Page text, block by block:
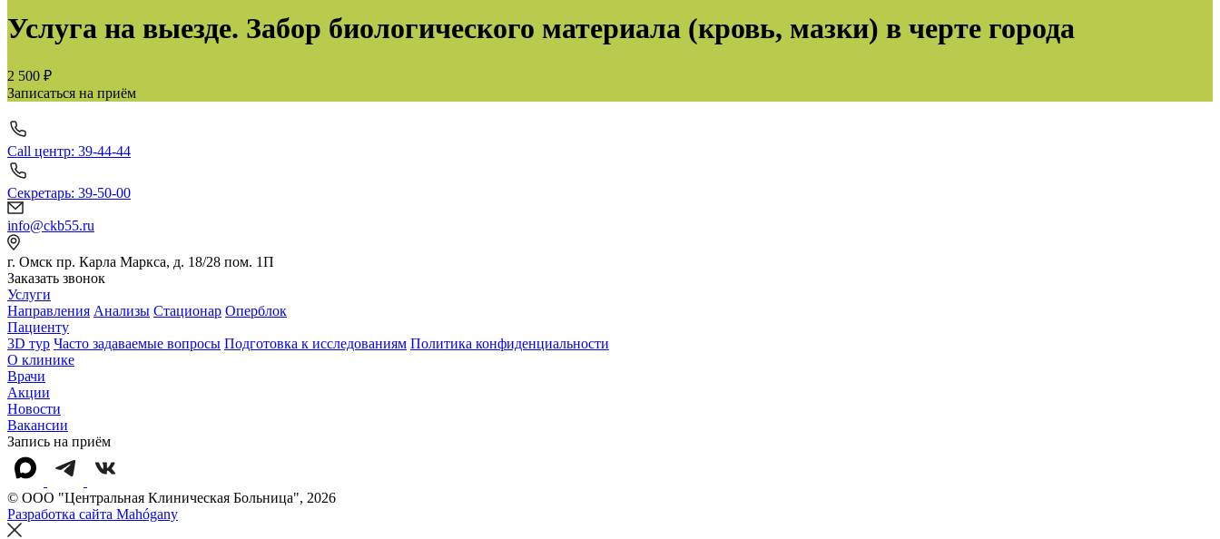
Услуга на выезде. Забор биологического материала (кровь, мазки) в черте города
2 500 ₽
Записаться на приём
Call центр: 39-44-44
Секретарь: 39-50-00
info@ckb55.ru
г. Омск пр. Карла Маркса, д. 18/28 пом. 1П
Заказать звонок
Услуги
Направления Анализы Стационар Оперблок
Пациенту
3D тур Часто задаваемые вопросы Подготовка к исследованиям Политика конфиденциальности
О клинике
Врачи
Акции
Новости
Вакансии
Запись на приём
© OOO "Центральная Клиническая Больница", 2026
Разработка сайта Mahógany